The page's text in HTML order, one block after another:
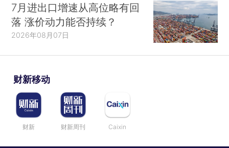
7月进出口增速从高位略有回
落 涨价动力能否持续？
2026年08月07日
财新移动
财新 财新周刊 Caixin